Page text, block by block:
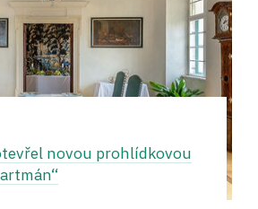
novou prohlídkovou